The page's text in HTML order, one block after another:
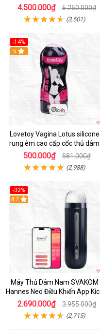
Thước Như Thật
4.500.000₫ 6.250.000₫
(3,501)
-14%
Hot
5
Lovetoy Vagina Lotus silicone
rung êm cao cấp cốc thủ dâm
nam
500.000₫ 581.000₫
(2,988)
-32%
Hot
4.7
Máy Thủ Dâm Nam SVAKOM
Hannes Neo Điều Khiển App Kích
Thích
2.690.000₫ 3.955.000₫
(2,715)